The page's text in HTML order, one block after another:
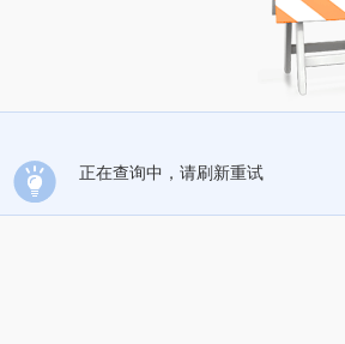
正在查询中，请刷新重试